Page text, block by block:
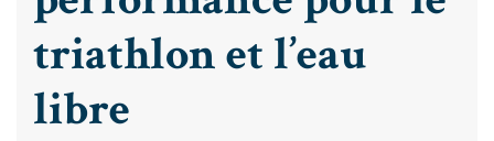
triathlon et l’eau
libre